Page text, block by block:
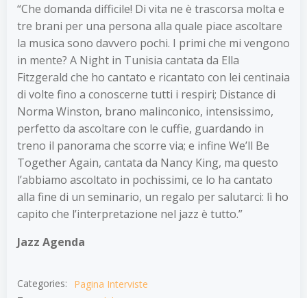
“Che domanda difficile! Di vita ne è trascorsa molta e
tre brani per una persona alla quale piace ascoltare
la musica sono davvero pochi. I primi che mi vengono
in mente? A Night in Tunisia cantata da Ella
Fitzgerald che ho cantato e ricantato con lei centinaia
di volte fino a conoscerne tutti i respiri; Distance di
Norma Winston, brano malinconico, intensissimo,
perfetto da ascoltare con le cuffie, guardando in
treno il panorama che scorre via; e infine We’ll Be
Together Again, cantata da Nancy King, ma questo
l’abbiamo ascoltato in pochissimi, ce lo ha cantato
alla fine di un seminario, un regalo per salutarci: lì ho
capito che l’interpretazione nel jazz è tutto.”
Jazz Agenda
Categories:
Pagina Interviste